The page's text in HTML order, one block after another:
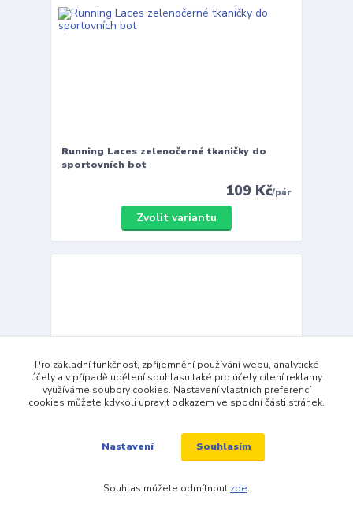
Running Laces zelenočerné tkaničky do
sportovních bot
109 Kč/pár
Zvolit variantu
Pro základní funkčnost, zpříjemnění používání webu, analytické
účely a v případě udělení souhlasu také pro účely cílení reklamy
využíváme soubory cookies. Nastavení vlastních preferencí
cookies můžete kdykoli upravit odkazem ve spodní části stránek.
Nastavení Souhlasím
Souhlas můžete odmítnout zde.